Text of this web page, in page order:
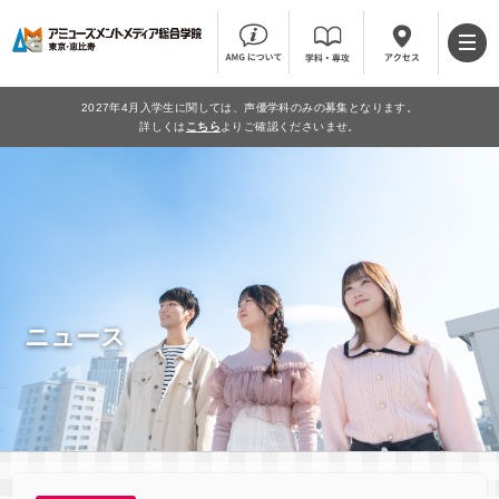
2027年4月入学生に関しては、声優学科のみの募集となります。
詳しくは こちら よりご確認くださいませ。
ニュース